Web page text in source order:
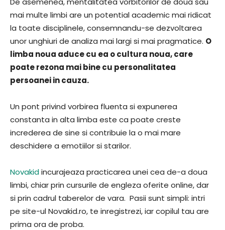
mai multe limbi are un potential academic mai ridicat
la toate disciplinele, consemnandu-se dezvoltarea
unor unghiuri de analiza mai largi si mai pragmatice. O
limba noua aduce cu ea o cultura noua, care
poate rezona mai bine cu personalitatea
persoanei in cauza.
Un pont privind vorbirea fluenta si expunerea
constanta in alta limba este ca poate creste
increderea de sine si contribuie la o mai mare
deschidere a emotiilor si starilor.
Novakidincurajeaza practicarea unei cea de-a doua
limbi, chiar prin cursurile de engleza oferite online, dar
si prin cadrul taberelor de vara. Pasii sunt simpli: intri
pe site-ul Novakid.ro, te inregistrezi, iar copilul tau are
prima ora de proba.